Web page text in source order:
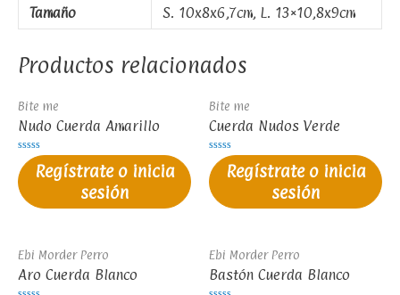
Tamaño S. 10x8x6,7cm, L. 13×10,8x9cm
Productos relacionados
Bite me
Nudo Cuerda Amarillo
Valorado
en
0
de
5
Regístrate o inicia
sesión
Bite me
Cuerda Nudos Verde
Valorado
en
0
de
5
Regístrate o inicia
sesión
Ebi Morder Perro
Aro Cuerda Blanco
Ebi Morder Perro
Bastón Cuerda Blanco